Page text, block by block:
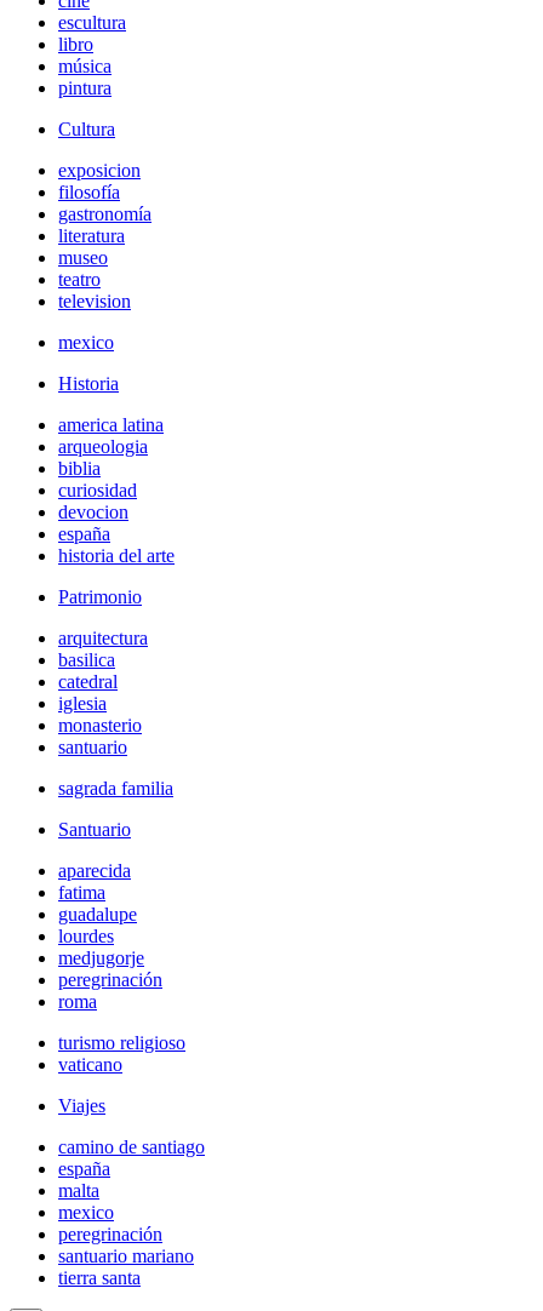
escultura
libro
música
pintura
Cultura
exposicion
filosofía
gastronomía
literatura
museo
teatro
television
mexico
Historia
america latina
arqueologia
biblia
curiosidad
devocion
españa
historia del arte
Patrimonio
arquitectura
basilica
catedral
iglesia
monasterio
santuario
sagrada familia
Santuario
aparecida
fatima
guadalupe
lourdes
medjugorje
peregrinación
roma
turismo religioso
vaticano
Viajes
camino de santiago
españa
malta
mexico
peregrinación
santuario mariano
tierra santa